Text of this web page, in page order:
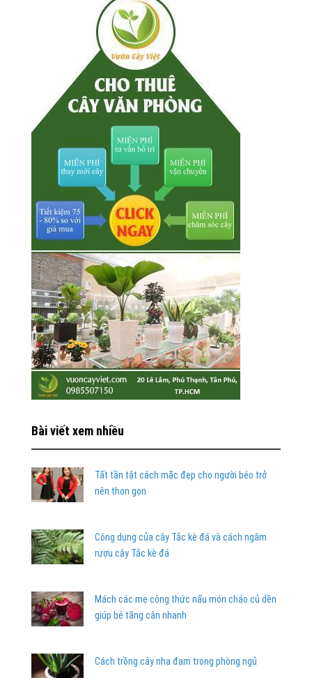
Bài viết xem nhiều
Tất tần tật cách mặc đẹp cho người béo trở
nên thon gọn
Công dụng của cây Tắc kè đá và cách ngâm
rượu cây Tắc kè đá
Mách các mẹ công thức nấu món cháo củ dền
giúp bé tăng cân nhanh
Cách trồng cây nha đam trong phòng ngủ